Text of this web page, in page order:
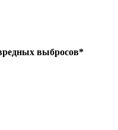
выбросов*